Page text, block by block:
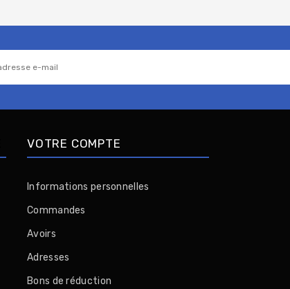
VOTRE COMPTE
Informations personnelles
Commandes
Avoirs
Adresses
Bons de réduction